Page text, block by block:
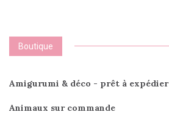
Boutique
Amigurumi & déco - prêt à expédier
Animaux sur commande